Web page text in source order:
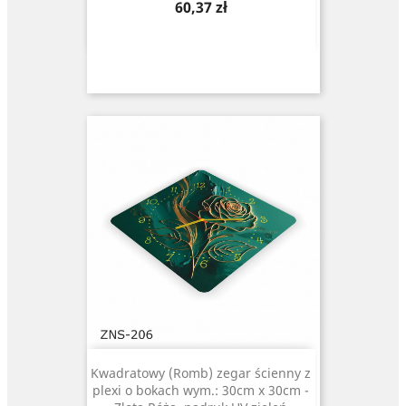
Cena
60,37 zł
Kwadratowy (Romb) zegar ścienny z
plexi o bokach wym.: 30cm x 30cm -